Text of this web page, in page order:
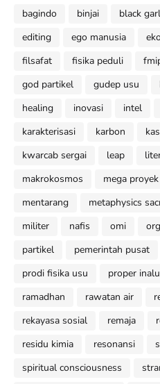
bagindo
binjai black
editing
ego manusia
filsafat
fisika peduli
god partikel
gudep usu
healing
inovasi intel
karakterisasi
karbon
kwarcab sergai
leap
makrokosmos
mega proyek
mentarang
metaphysics
militer
nafis omi
partikel
pemerintah pusat
prodi fisika usu
proper
ramadhan
rawatan air
rekayasa sosial
remaja
residu kimia
resonansi
spiritual consciousness